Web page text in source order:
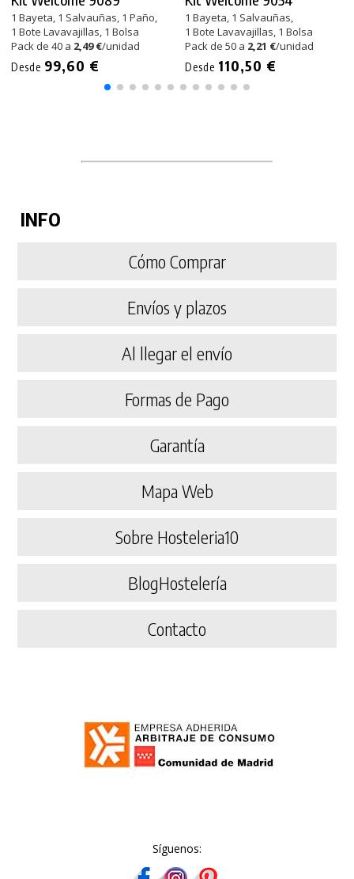
1 Bayeta, 1 Salvauñas, 1 Paño,
1 Bote Lavavajillas, 1 Bolsa
Pack de 40 a 2,49 €/unidad
Desde 99,60 €
1 Bayeta, 1 Salvauñas,
1 Bote Lavavajillas, 1 Bolsa
Pack de 50 a 2,21 €/unidad
Desde 110,50 €
INFO
Cómo Comprar
Envíos y plazos
Al llegar el envío
Formas de Pago
Garantía
Mapa Web
Sobre Hosteleria10
BlogHostelería
Contacto
Síguenos: